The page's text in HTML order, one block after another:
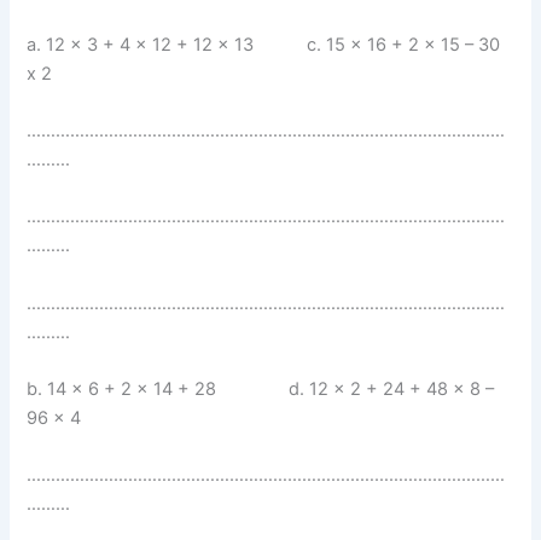
a. 12 x 3 + 4 x 12 + 12 x 13 c. 15 x 16 + 2 x 15 – 30
x 2
………………………………………………………………………………………
………
………………………………………………………………………………………
………
………………………………………………………………………………………
………
b. 14 x 6 + 2 x 14 + 28 d. 12 x 2 + 24 + 48 x 8 –
96 x 4
………………………………………………………………………………………
………